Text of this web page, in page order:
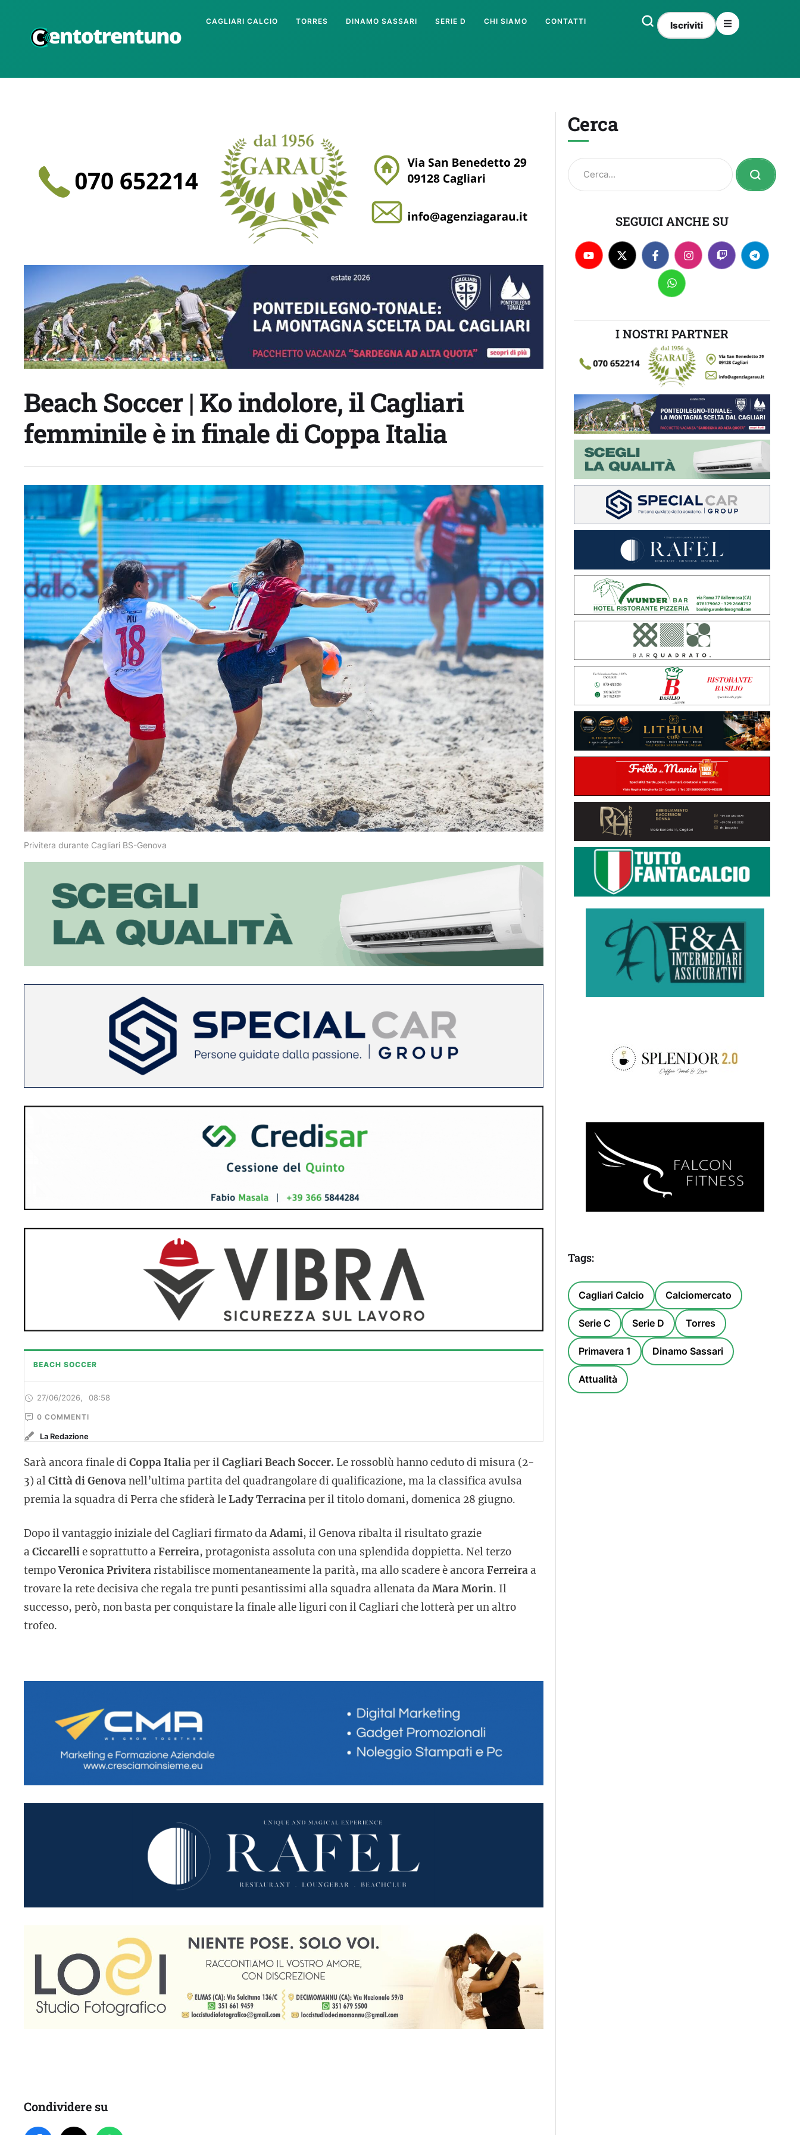
CAGLIARI CALCIO TORRES DINAMO SASSARI SERIE D CHI SIAMO CONTATTI Iscriviti
Beach Soccer | Ko indolore, il Cagliari
femminile è in finale di Coppa Italia
Privitera durante Cagliari BS-Genova
BEACH SOCCER
27/06/2026, 08:58
0 COMMENTI
La Redazione
Sarà ancora finale diCoppa Italiaper ilCagliari Beach Soccer. Le rossoblù hanno ceduto di misura (2-
3) alCittà di Genovanell’ultima partita del quadrangolare di qualificazione, ma la classifica avulsa
premia la squadra di Perra che sfiderà leLady Terracinaper il titolo domani, domenica 28 giugno.
Dopo il vantaggio iniziale del Cagliari firmato daAdami, il Genova ribalta il risultato grazie
a Ciccarellie soprattutto a Ferreira, protagonista assoluta con una splendida doppietta. Nel terzo
tempoVeronica Priviteraristabilisce momentaneamente la parità, ma allo scadere è ancora Ferreiraa
trovare la rete decisiva che regala tre punti pesantissimi alla squadra allenata da Mara Morin. Il
successo, però, non basta per conquistare la finale alle liguri con il Cagliari che lotterà per un altro
trofeo.
Condividere su
Cerca
SEGUICI ANCHE SU
I NOSTRI PARTNER
Tags:
Cagliari Calcio Calciomercato
Serie C Serie D Torres
Primavera 1 Dinamo Sassari
Attualità